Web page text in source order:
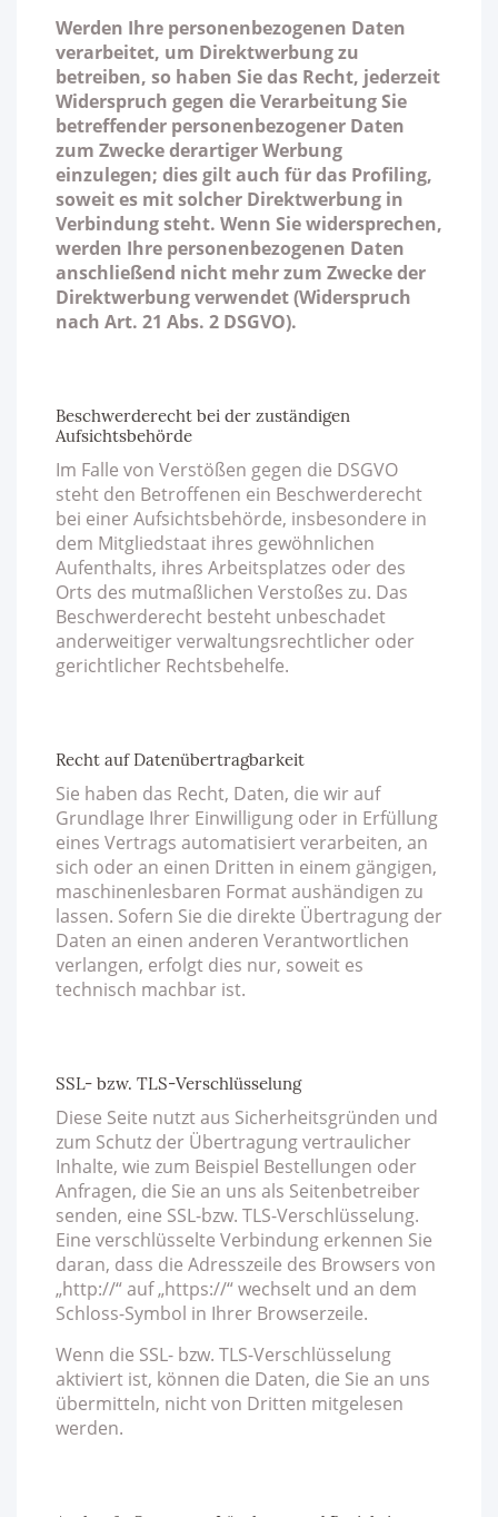
Werden Ihre personenbezogenen Daten
verarbeitet, um Direktwerbung zu
betreiben, so haben Sie das Recht, jederzeit
Widerspruch gegen die Verarbeitung Sie
betreffender personenbezogener Daten
zum Zwecke derartiger Werbung
einzulegen; dies gilt auch für das Profiling,
soweit es mit solcher Direktwerbung in
Verbindung steht. Wenn Sie widersprechen,
werden Ihre personenbezogenen Daten
anschließend nicht mehr zum Zwecke der
Direktwerbung verwendet (Widerspruch
nach Art. 21 Abs. 2 DSGVO).
Beschwerderecht bei der zuständigen
Aufsichtsbehörde
Im Falle von Verstößen gegen die DSGVO
steht den Betroffenen ein Beschwerderecht
bei einer Aufsichtsbehörde, insbesondere in
dem Mitgliedstaat ihres gewöhnlichen
Aufenthalts, ihres Arbeitsplatzes oder des
Orts des mutmaßlichen Verstoßes zu. Das
Beschwerderecht besteht unbeschadet
anderweitiger verwaltungsrechtlicher oder
gerichtlicher Rechtsbehelfe.
Recht auf Datenübertragbarkeit
Sie haben das Recht, Daten, die wir auf
Grundlage Ihrer Einwilligung oder in Erfüllung
eines Vertrags automatisiert verarbeiten, an
sich oder an einen Dritten in einem gängigen,
maschinenlesbaren Format aushändigen zu
lassen. Sofern Sie die direkte Übertragung der
Daten an einen anderen Verantwortlichen
verlangen, erfolgt dies nur, soweit es
technisch machbar ist.
SSL- bzw. TLS-Verschlüsselung
Diese Seite nutzt aus Sicherheitsgründen und
zum Schutz der Übertragung vertraulicher
Inhalte, wie zum Beispiel Bestellungen oder
Anfragen, die Sie an uns als Seitenbetreiber
senden, eine SSL-bzw. TLS-Verschlüsselung.
Eine verschlüsselte Verbindung erkennen Sie
daran, dass die Adresszeile des Browsers von
„http://“ auf „https://“ wechselt und an dem
Schloss-Symbol in Ihrer Browserzeile.
Wenn die SSL- bzw. TLS-Verschlüsselung
aktiviert ist, können die Daten, die Sie an uns
übermitteln, nicht von Dritten mitgelesen
werden.